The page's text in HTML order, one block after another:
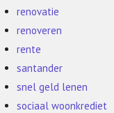
renovatie
renoveren
rente
santander
snel geld lenen
sociaal woonkrediet